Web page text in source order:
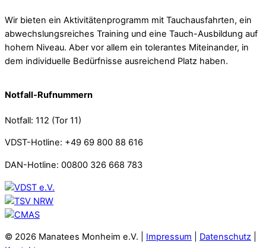
Wir bieten ein Aktivitätenprogramm mit Tauchausfahrten, ein
abwechslungsreiches Training und eine Tauch-Ausbildung auf
hohem Niveau. Aber vor allem ein tolerantes Miteinander, in
dem individuelle Bedürfnisse ausreichend Platz haben.
Notfall-Rufnummern
Notfall: 112 (Tor 11)
VDST-Hotline: +49 69 800 88 616
DAN-Hotline: 00800 326 668 783
© 2026 Manatees Monheim e.V. | Impressum Datenschutz